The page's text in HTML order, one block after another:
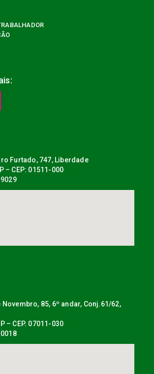
Furtado, 747, Liberdade
– CEP: 01511-000
Novembro, 85, 6º andar, Conj.61/62,
– CEP. 07011-030